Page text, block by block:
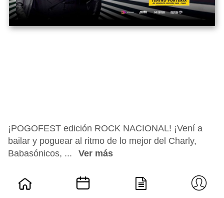
¡POGOFEST edición ROCK NACIONAL! ¡Vení a
bailar y poguear al ritmo de lo mejor del Charly,
Babasónicos, ...
Ver más